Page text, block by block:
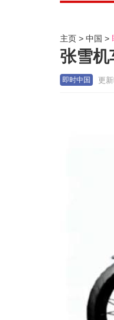
主页 中国
张雪机
即时中国 更